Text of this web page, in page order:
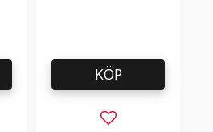
favoriter Lägg till i
KÖP